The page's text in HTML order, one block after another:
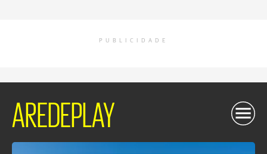
PUBLICIDADE
AREDEPLAY